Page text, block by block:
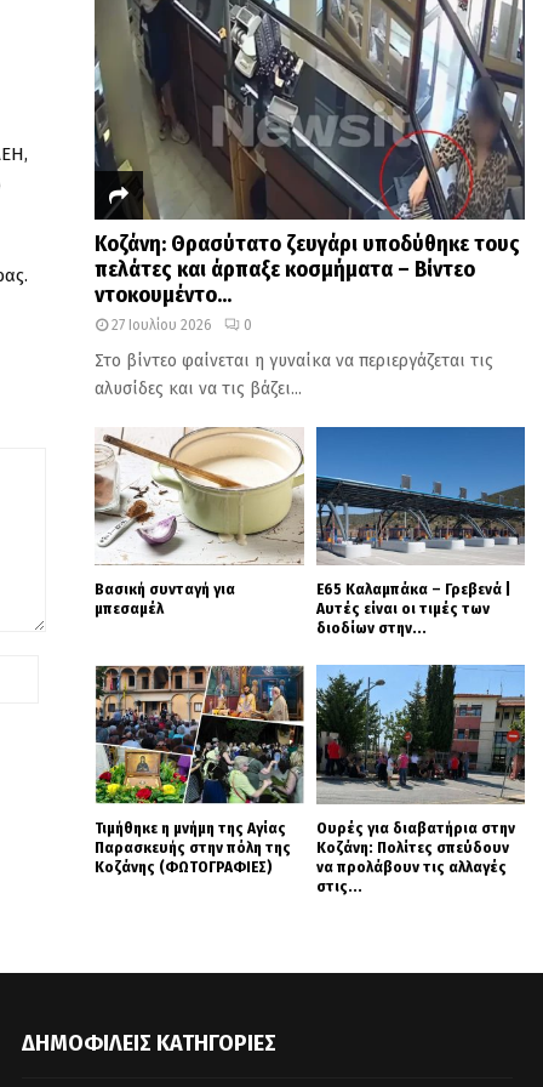
,
.
Κοζάνη: Θρασύτατο ζευγάρι υποδύθηκε τους
πελάτες και άρπαξε κοσμήματα – Βίντεο
ντοκουμέντο...
27 Ιουλίου 2026 0
Στο βίντεο φαίνεται η γυναίκα να περιεργάζεται τις
αλυσίδες και να τις βάζει...
Βασική συνταγή για
μπεσαμέλ
Ε65 Καλαμπάκα – Γρεβενά |
Αυτές είναι οι τιμές των
διοδίων στην...
Τιμήθηκε η μνήμη της Αγίας
Παρασκευής στην πόλη της
Κοζάνης (ΦΩΤΟΓΡΑΦΙΕΣ)
Ουρές για διαβατήρια στην
Κοζάνη: Πολίτες σπεύδουν
να προλάβουν τις αλλαγές
στις...
ΔΗΜΟΦΙΛΕΊΣ ΚΑΤΗΓΟΡΊΕΣ